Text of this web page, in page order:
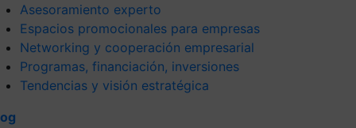
Asesoramiento experto
Espacios promocionales para empresas
Networking y cooperación empresarial
Programas, financiación, inversiones
Tendencias y visión estratégica